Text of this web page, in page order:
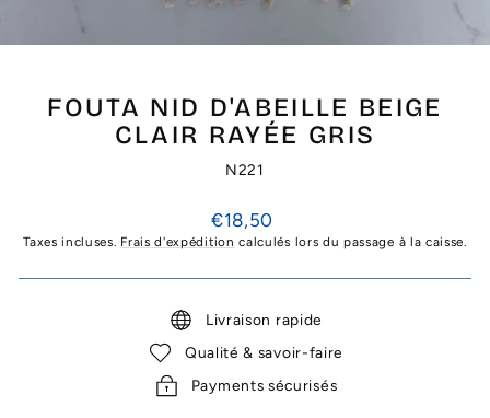
FOUTA NID D'ABEILLE BEIGE
CLAIR RAYÉE GRIS
N221
Prix
régulier
€18,50
Taxes incluses. Frais d'expédition calculés lors du passage à la caisse.
Livraison rapide
Qualité & savoir-faire
Payments sécurisés